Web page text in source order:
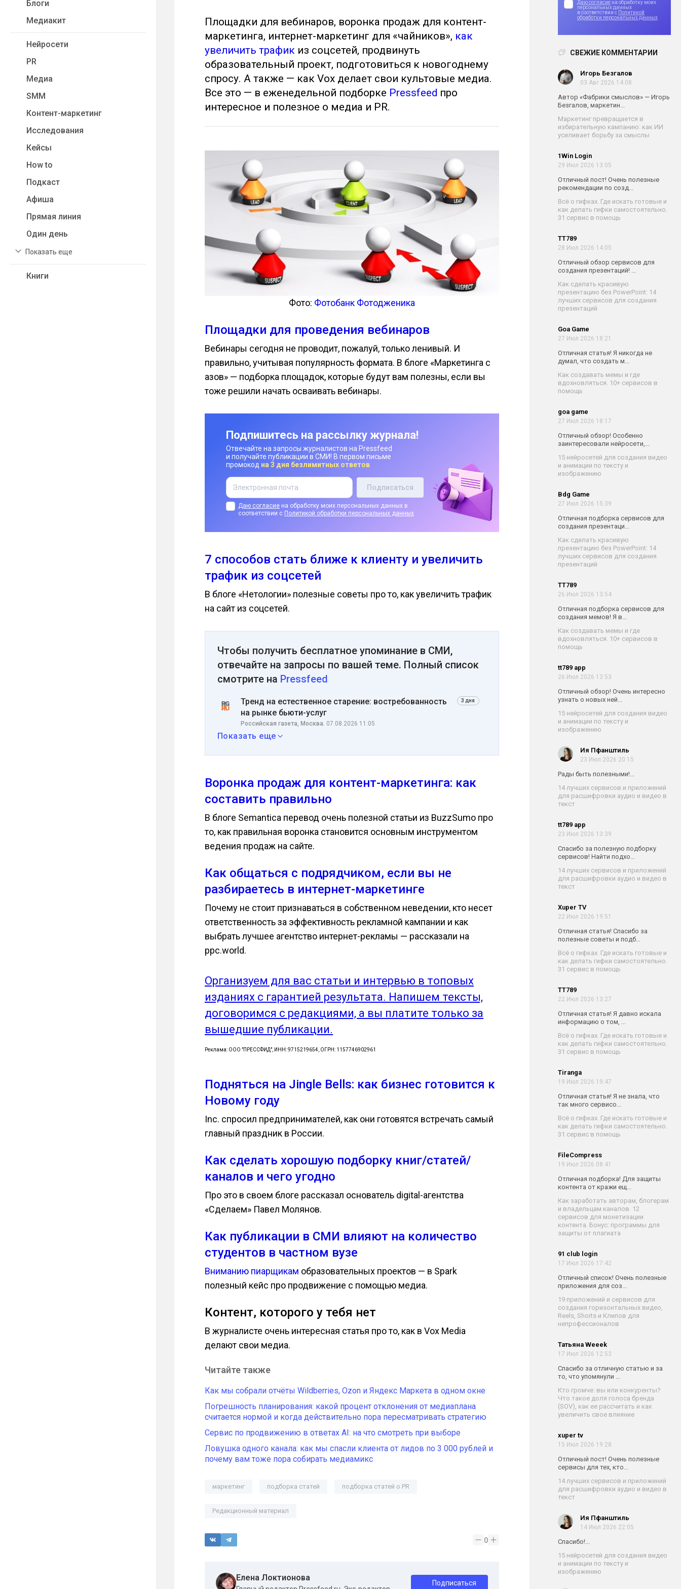
Блоги
Медиакит
Нейросети
PR
Медиа
SMM
Контент-маркетинг
Исследования
Кейсы
How to
Подкаст
Афиша
Прямая линия
Один день
Показать еще
Книги
Даю согласие на обработку моих
персональных данных
в соответствии с Политикой
обработки персональных данных
СВЕЖИЕ КОММЕНТАРИИ
Игорь Безгалов
03 Авг 2026 14:08
Автор «Фабрики смыслов» — Игорь
Безгалов, маркетин...
Маркетинг превращается в
избирательную кампанию: как ИИ
усиливает борьбу за смыслы
1Win Login
29 Июл 2026 13:05
Отличный пост! Очень полезные
рекомендации по созд...
Всё о гифках. Где искать готовые и
как делать гифки самостоятельно.
31 сервис в помощь
TT789
28 Июл 2026 14:05
Отличный обзор сервисов для
создания презентаций! ...
Как сделать красивую
презентацию без PowerPoint: 14
лучших сервисов для создания
презентаций
Goa Game
27 Июл 2026 18:21
Отличная статья! Я никогда не
думал, что создать м...
Как создавать мемы и где
вдохновляться. 10+ сервисов в
помощь
goa game
27 Июл 2026 18:17
Отличный обзор! Особенно
заинтересовали нейросети,...
15 нейросетей для создания видео
и анимации по тексту и
изображению
Bdg Game
27 Июл 2026 15:39
Отличная подборка сервисов для
создания презентаци...
Как сделать красивую
презентацию без PowerPoint: 14
лучших сервисов для создания
презентаций
TT789
26 Июл 2026 13:54
Отличная подборка сервисов для
создания мемов! Я в...
Как создавать мемы и где
вдохновляться. 10+ сервисов в
помощь
tt789 app
26 Июл 2026 13:53
Отличный обзор! Очень интересно
узнать о новых ней...
15 нейросетей для создания видео
и анимации по тексту и
изображению
Ия Пфанштиль
23 Июл 2026 20:15
Рады быть полезными!...
14 лучших сервисов и приложений
для расшифровки аудио и видео в
текст
tt789 app
23 Июл 2026 13:39
Спасибо за полезную подборку
сервисов! Найти подхо...
14 лучших сервисов и приложений
для расшифровки аудио и видео в
текст
Xuper TV
22 Июл 2026 19:51
Отличная статья! Спасибо за
полезные советы и подб...
Всё о гифках. Где искать готовые и
как делать гифки самостоятельно.
31 сервис в помощь
TT789
22 Июл 2026 13:27
Отличная статья! Я давно искала
информацию о том, ...
Всё о гифках. Где искать готовые и
как делать гифки самостоятельно.
31 сервис в помощь
Tiranga
19 Июл 2026 19:47
Отличная статья! Я не знала, что
так много сервисо...
Всё о гифках. Где искать готовые и
как делать гифки самостоятельно.
31 сервис в помощь
FileCompress
19 Июл 2026 08:41
Отличная подборка! Для защиты
контента от кражи ещ...
Как заработать авторам, блогерам
и владельцам каналов. 12
сервисов для монетизации
контента. Бонус: программы для
защиты от плагиата
91 club login
17 Июл 2026 17:42
Отличный список! Очень полезные
приложения для соз...
19 приложений и сервисов для
создания горизонтальных видео,
Reels, Shorts и Клипов для
непрофессионалов
Татьяна Weeek
17 Июл 2026 12:53
Спасибо за отличную статью и за
то, что упомянули ...
Кто громче: вы или конкуренты?
Что такое доля голоса бренда
(SOV), как ее рассчитать и как
увеличить свое влияние
xuper tv
15 Июл 2026 19:28
Отличный пост! Очень полезные
сервисы для тех, кто...
14 лучших сервисов и приложений
для расшифровки аудио и видео в
текст
Ия Пфанштиль
14 Июл 2026 22:05
Спасибо!...
15 нейросетей для создания видео
и анимации по тексту и
изображению
Площадки для вебинаров, воронка продаж для контент-
маркетинга, интернет-маркетинг для «чайников», как
увеличить трафик из соцсетей, продвинуть
образовательный проект, подготовиться к новогоднему
спросу. А также — как Vox делает свои культовые медиа.
Все это — в еженедельной подборке Pressfeed про
интересное и полезное о медиа и PR.
Фото: Фотобанк Фотодженика
Площадки для проведения вебинаров
Вебинары сегодня не проводит, пожалуй, только ленивый. И
правильно, учитывая популярность формата. В блоге «Маркетинга с
азов» — подборка площадок, которые будут вам полезны, если вы
тоже решили начать осваивать вебинары.
Подпишитесь на рассылку журнала!
Отвечайте на запросы журналистов на Pressfeed
и получайте публикации в СМИ! В первом письме
промокод на 3 дня безлимитных ответов
Даю согласие на обработку моих персональных данных в
соответствии с Политикой обработки персональных данных
7 способов стать ближе к клиенту и увеличить
трафик из соцсетей
В блоге «Нетологии» полезные советы про то, как увеличить трафик
на сайт из соцсетей.
Чтобы получить бесплатное упоминание в СМИ,
отвечайте на запросы по вашей теме. Полный список
смотрите на Pressfeed
Тренд на естественное старение: востребованность
на рынке бьюти-услуг
3 дня
Российская газета, Москва. 07.08.2026 11:05
Показать еще
Воронка продаж для контент-маркетинга: как
составить правильно
В блоге Semantica перевод очень полезной статьи из BuzzSumo про
то, как правильная воронка становится основным инструментом
ведения продаж на сайте.
Как общаться с подрядчиком, если вы не
разбираетесь в интернет-маркетинге
Почему не стоит признаваться в собственном неведении, кто несет
ответственность за эффективность рекламной кампании и как
выбрать лучшее агентство интернет-рекламы — рассказали на
ppc.world.
Организуем для вас статьи и интервью в топовых
изданиях с гарантией результата. Напишем тексты,
договоримся с редакциями, а вы платите только за
вышедшие публикации.
Реклама: ООО "ПРЕССФИД", ИНН: 9715219654, ОГРН: 1157746902961
Подняться на Jingle Bells: как бизнес готовится к
Новому году
Inc. спросил предпринимателей, как они готовятся встречать самый
главный праздник в России.
Как сделать хорошую подборку книг/статей/
каналов и чего угодно
Про это в своем блоге рассказал основатель digital-агентства
«Сделаем» Павел Молянов.
Как публикации в СМИ влияют на количество
студентов в частном вузе
Вниманию пиарщикам образовательных проектов — в Spark
полезный кейс про продвижение с помощью медиа.
Контент, которого у тебя нет
В журналисте очень интересная статья про то, как в Vox Media
делают свои медиа.
Читайте также
Как мы собрали отчёты Wildberries, Ozon и Яндекс Маркета в одном окне
Погрешность планирования: какой процент отклонения от медиаплана
считается нормой и когда действительно пора пересматривать стратегию
Сервис по продвижению в ответах AI: на что смотреть при выборе
Ловушка одного канала: как мы спасли клиента от лидов по 3 000 рублей и
почему вам тоже пора собирать медиамикс
маркетинг подборка статей подборка статей о PR
Редакционный материал
0
Елена Локтионова
Подписаться